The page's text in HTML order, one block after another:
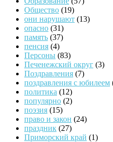
Общество (19)
они нарушают (13)
опасно (31)
память (37)
пенсия (4)
Персоны (83)
Печенежский округ (3)
Поздравления (7)
поздравления с юбилеем
политика (12)
популярно (2)
поэзия (15)
право и закон (24)
праздник (27)
Приморский край (1)